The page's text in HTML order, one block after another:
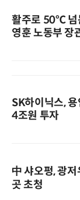
활주로 50℃ 넘
영훈 노동부 장
SK하이닉스,
4조원 투자
中 샤오펑, 광
곳 초청